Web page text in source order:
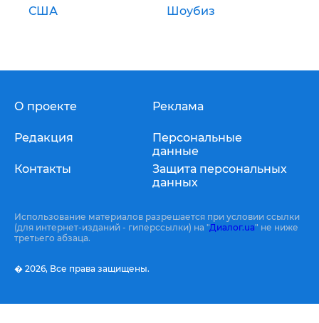
США Шоубиз
О проекте
Редакция
Контакты
Реклама
Персональные
данные
Защита персональных
данных
Использование материалов разрешается при условии ссылки
(для интернет-изданий - гиперссылки) на "Диалог.ua" не ниже
третьего абзаца.
� 2026, Все права защищены.